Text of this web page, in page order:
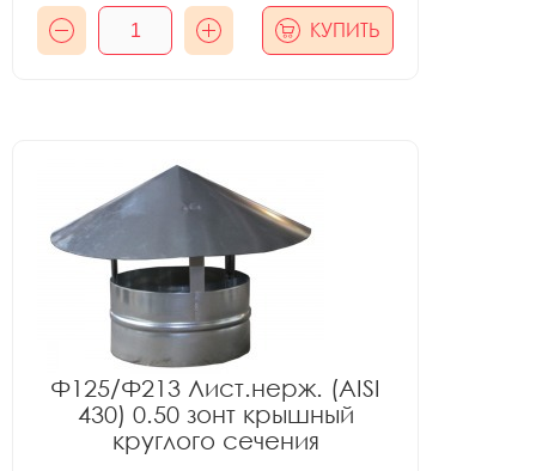
КУПИТЬ
Ф125/Ф213 Лист.нерж. (AISI
430) 0.50 зонт крышный
круглого сечения